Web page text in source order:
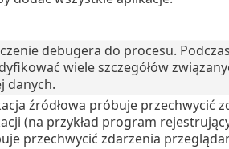
debugera do procesu.
wiele szczegółów
danych.
źródłowa próbuje przechwycić
(na przykład program
przechwycić zdarzenia